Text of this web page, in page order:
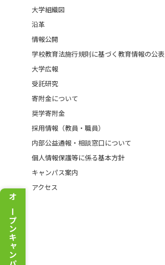
オープンキャンパス
大学組織図
沿革
情報公開
学校教育法施行規則に基づく教育情報の公表
大学広報
受託研究
寄附金について
奨学寄附金
採用情報（教員・職員）
内部公益通報・相談窓口について
個人情報保護等に係る基本方針
キャンパス案内
アクセス